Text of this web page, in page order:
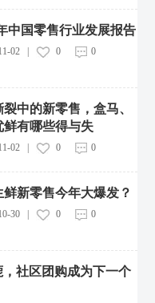
中国零售行业发展报告
02| 0 0
中的新零售，盒马、
有哪些得与失
02| 0 0
新零售今年大爆发？
30| 0 0
社区团购成为下一个